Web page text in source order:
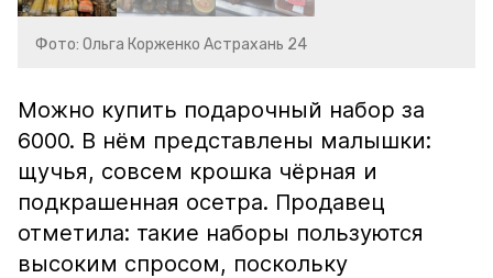
Фото: Ольга Корженко Астрахань 24
Можно купить подарочный набор за
6000. В нём представлены малышки:
щучья, совсем крошка чёрная и
подкрашенная осетра. Продавец
отметила: такие наборы пользуются
высоким спросом, поскольку